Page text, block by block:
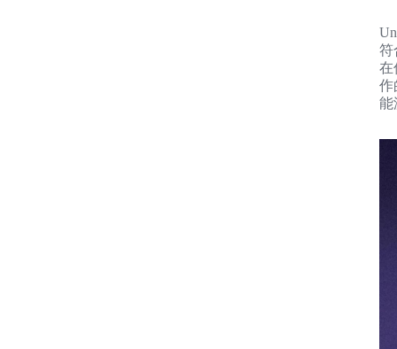
符
在
作
能